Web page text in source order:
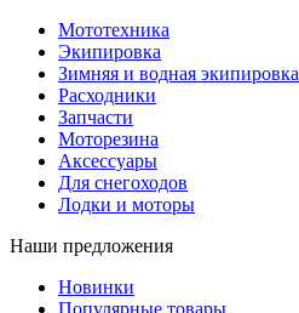
Мототехника
Экипировка
Зимняя и водная экипировка
Расходники
Запчасти
Моторезина
Аксессуары
Для снегоходов
Лодки и моторы
Наши предложения
Новинки
Популярные товары